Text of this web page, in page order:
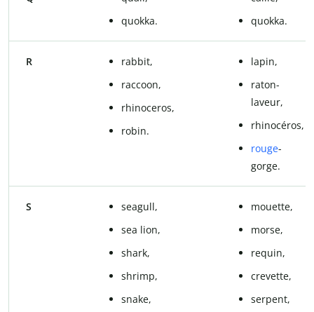
quokka.
quokka.
R
rabbit,
raccoon,
rhinoceros,
robin.
lapin,
raton-
laveur,
rhinocéros,
rouge-
gorge.
S
seagull,
sea lion,
shark,
shrimp,
snake,
mouette,
morse,
requin,
crevette,
serpent,